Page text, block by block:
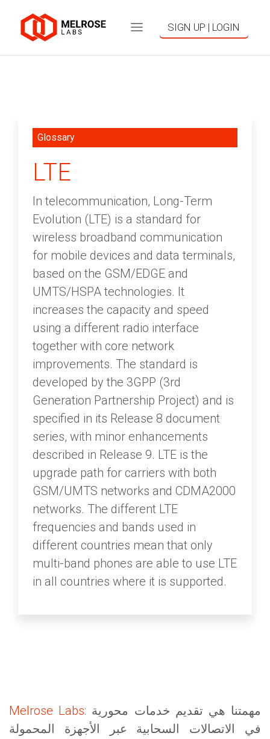
SIGN UP | LOGIN
Glossary
LTE
In telecommunication, Long-Term
Evolution (LTE) is a standard for
wireless broadband communication
for mobile devices and data terminals,
based on the GSM/EDGE and
UMTS/HSPA technologies. It
increases the capacity and speed
using a different radio interface
together with core network
improvements. The standard is
developed by the 3GPP (3rd
Generation Partnership Project) and is
specified in its Release 8 document
series, with minor enhancements
described in Release 9. LTE is the
upgrade path for carriers with both
GSM/UMTS networks and CDMA2000
networks. The different LTE
frequencies and bands used in
different countries mean that only
multi-band phones are able to use LTE
in all countries where it is supported.
Melrose Labs: مهمتنا هي تقديم خدمات محورية
في الاتصالات السحابية عبر الأجهزة المحمولة